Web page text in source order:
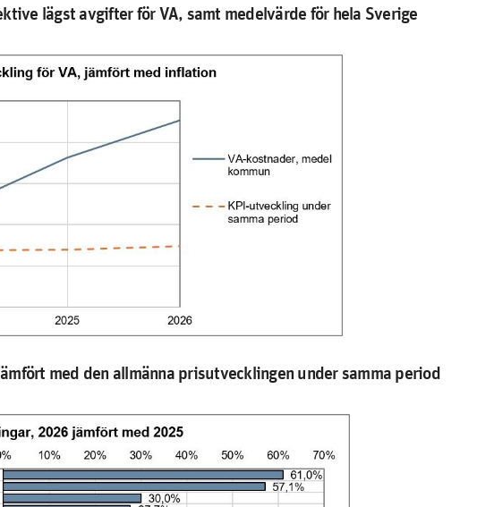
lägst avgifter för VA, samt medelvärde för hela Sverige
med den allmänna prisutvecklingen under samma period